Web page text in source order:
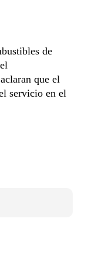
de
que el
servicio en el